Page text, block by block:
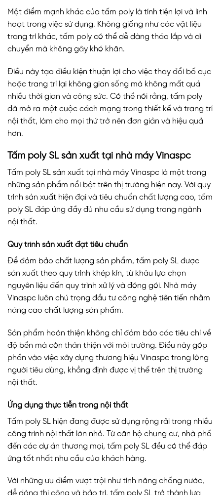
Một điểm mạnh khác của tấm poly là tính tiện lợi và linh
hoạt trong việc sử dụng. Không giống như các vật liệu
trang trí khác, tấm poly có thể dễ dàng tháo lắp và di
chuyển mà không gây khó khăn.
Điều này tạo điều kiện thuận lợi cho việc thay đổi bố cục
hoặc trang trí lại không gian sống mà không mất quá
nhiều thời gian và công sức. Có thể nói rằng, tấm poly
đã mở ra một cuộc cách mạng trong thiết kế và trang trí
nội thất, làm cho mọi thứ trở nên đơn giản và hiệu quả
hơn.
Tấm poly SL sản xuất tại nhà máy Vinaspc
Tấm poly SL sản xuất tại nhà máy Vinaspc là một trong
những sản phẩm nổi bật trên thị trường hiện nay. Với quy
trình sản xuất hiện đại và tiêu chuẩn chất lượng cao, tấm
poly SL đáp ứng đầy đủ nhu cầu sử dụng trong ngành
nội thất.
Quy trình sản xuất đạt tiêu chuẩn
Để đảm bảo chất lượng sản phẩm, tấm poly SL được
sản xuất theo quy trình khép kín, từ khâu lựa chọn
nguyên liệu đến quy trình xử lý và đóng gói. Nhà máy
Vinaspc luôn chú trọng đầu tư công nghệ tiên tiến nhằm
nâng cao chất lượng sản phẩm.
Sản phẩm hoàn thiện không chỉ đảm bảo các tiêu chí về
độ bền mà còn thân thiện với môi trường. Điều này góp
phần vào việc xây dựng thương hiệu Vinaspc trong lòng
người tiêu dùng, khẳng định được vị thế trên thị trường
nội thất.
Ứng dụng thực tiễn trong nội thất
Tấm poly SL hiện đang được sử dụng rộng rãi trong nhiều
công trình nội thất lớn nhỏ. Từ căn hộ chung cư, nhà phố
đến các dự án thương mại, tấm poly SL đều có thể đáp
ứng tốt nhất nhu cầu của khách hàng.
Với những ưu điểm vượt trội như tính năng chống nước,